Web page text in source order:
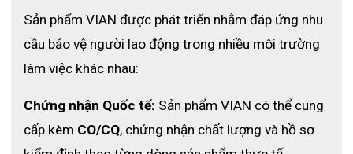
2. Thông số chi tiết sản phẩm
- Thương hiệu: VIAN
- Xuất xứ: Trung Quốc
- Mã sản phẩm:  X7APro
- Chống ồn thụ động (NRR): 37dB
Sản phẩm VIAN được phát triển nhằm đáp ứng nhu
cầu bảo vệ người lao động trong nhiều môi trường
làm việc khác nhau:
Chứng nhận Quốc tế: Sản phẩm VIAN có thể cung
cấp kèm CO/CQ, chứng nhận chất lượng và hồ sơ